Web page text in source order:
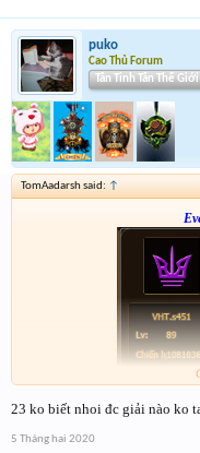
puko
Cao Thủ Forum
Tân Tinh Tân Thế Giới
TomAadarsh said: ↑
Form
23 ko biết nhoi đc giải nào ko
5 Tháng hai 2020